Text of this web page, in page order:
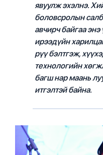
явуулж эхэлнэ.
боловсролын
авчирч байгаа
ирээдүйн
рүү бэлтгэж,
технологийн
багш нар маань
итгэлтэй байна.